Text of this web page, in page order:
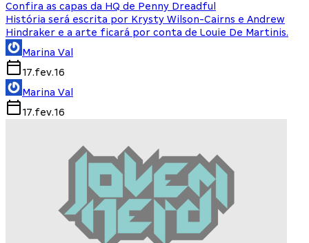
Confira as capas da HQ de Penny Dreadful
História será escrita por Krysty Wilson-Cairns e Andrew
Hindraker e a arte ficará por conta de Louie De Martinis.
Marina Val
17.fev.16
Marina Val
17.fev.16